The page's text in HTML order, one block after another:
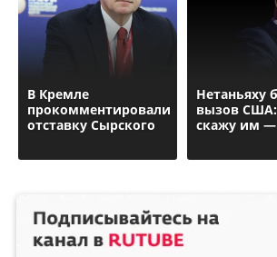
В Кремле
прокомментировали
отставку Сырского
Нетаньяху
вызов
скажу им —